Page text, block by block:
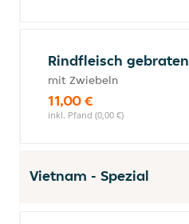
Rindfleisch gebraten
mit Zwiebeln
11,00 €
inkl. Pfand (0,00 €)
Vietnam - Spezial